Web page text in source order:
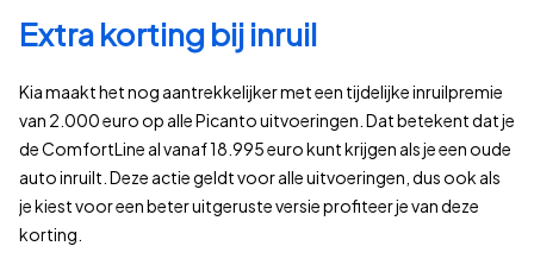
Extra korting bij inruil
Kia maakt het nog aantrekkelijker met een tijdelijke inruilpremie
van 2.000 euro op alle Picanto uitvoeringen. Dat betekent dat je
de ComfortLine al vanaf 18.995 euro kunt krijgen als je een oude
auto inruilt. Deze actie geldt voor alle uitvoeringen, dus ook als
je kiest voor een beter uitgeruste versie profiteer je van deze
korting.